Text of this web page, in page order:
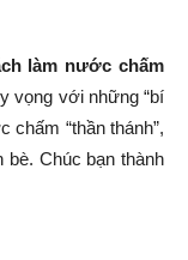
làm nước chấm
vọng với những “bí
chấm “thần thánh”,
bè. Chúc bạn thành